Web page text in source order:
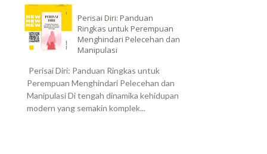
Perisai Diri: Panduan
Ringkas untuk Perempuan
Menghindari Pelecehan dan
Manipulasi
Perisai Diri: Panduan Ringkas untuk
Perempuan Menghindari Pelecehan dan
Manipulasi Di tengah dinamika kehidupan
modern yang semakin komplek...